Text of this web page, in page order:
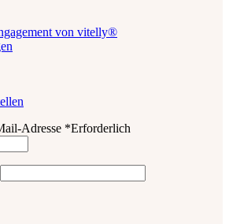
von vitelly®
Adresse *Erforderlich